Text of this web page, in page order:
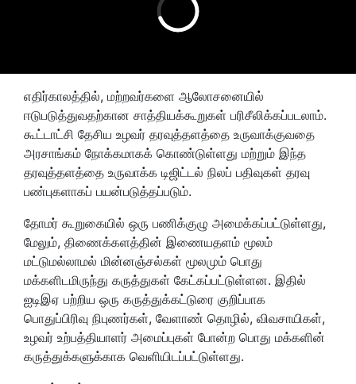
எதிர்காலத்தில், மற்றவர்களை ஆலோசனையில்
ஈடுபடுத்துவதற்கான சாத்தியக்கூறுகள் பரிசீலிக்கப்படலாம்.
கூட்டாட்சி தேசிய உழவர் தரவுத்தளத்தை உருவாக்குவதை
அரசாங்கம் நோக்கமாகக் கொண்டுள்ளது மற்றும் இந்த
தரவுத்தளத்தை உருவாக்க டிஜிட்டல் நிலப் பதிவுகள் தரவு
பண்புகளாகப் பயன்படுத்தப்படும்.
தோமர் கூறுகையில் ஒரு பணிக்குழு அமைக்கப்பட்டுள்ளது,
மேலும், திணைக்களத்தின் இணையதளம் மூலம்
மட்டுமல்லாமல் மின்னஞ்சல்கள் மூலமும் பொது
மக்களிடமிருந்து கருத்துகள் கேட்கப்பட்டுள்ளன. இதில்
ஐடிஇஏ பற்றிய ஒரு கருத்துக்கட்டுரை குறிப்பாக
பொதுப்பிரிவு நிபுணர்கள், வேளாண் தொழில், விவசாயிகள்,
உழவர் உற்பத்தியாளர் அமைப்புகள் போன்ற பொது மக்களின்
கருத்துக்களுக்காக வெளியிடப்பட்டுள்ளது.